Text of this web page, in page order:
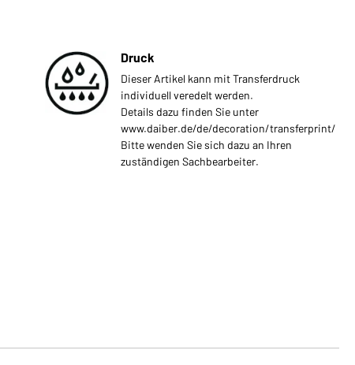
Druck
Dieser Artikel kann mit Transferdruck
individuell veredelt werden.
Details dazu finden Sie unter
www.daiber.de/de/decoration/transferprint/
Bitte wenden Sie sich dazu an Ihren
zuständigen Sachbearbeiter.